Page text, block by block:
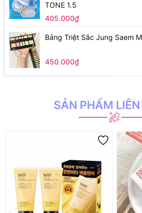
TONE 1.5
405.000₫
Bảng Triệt Sắc Jung Saem
450.000₫
SẢN PHẨM